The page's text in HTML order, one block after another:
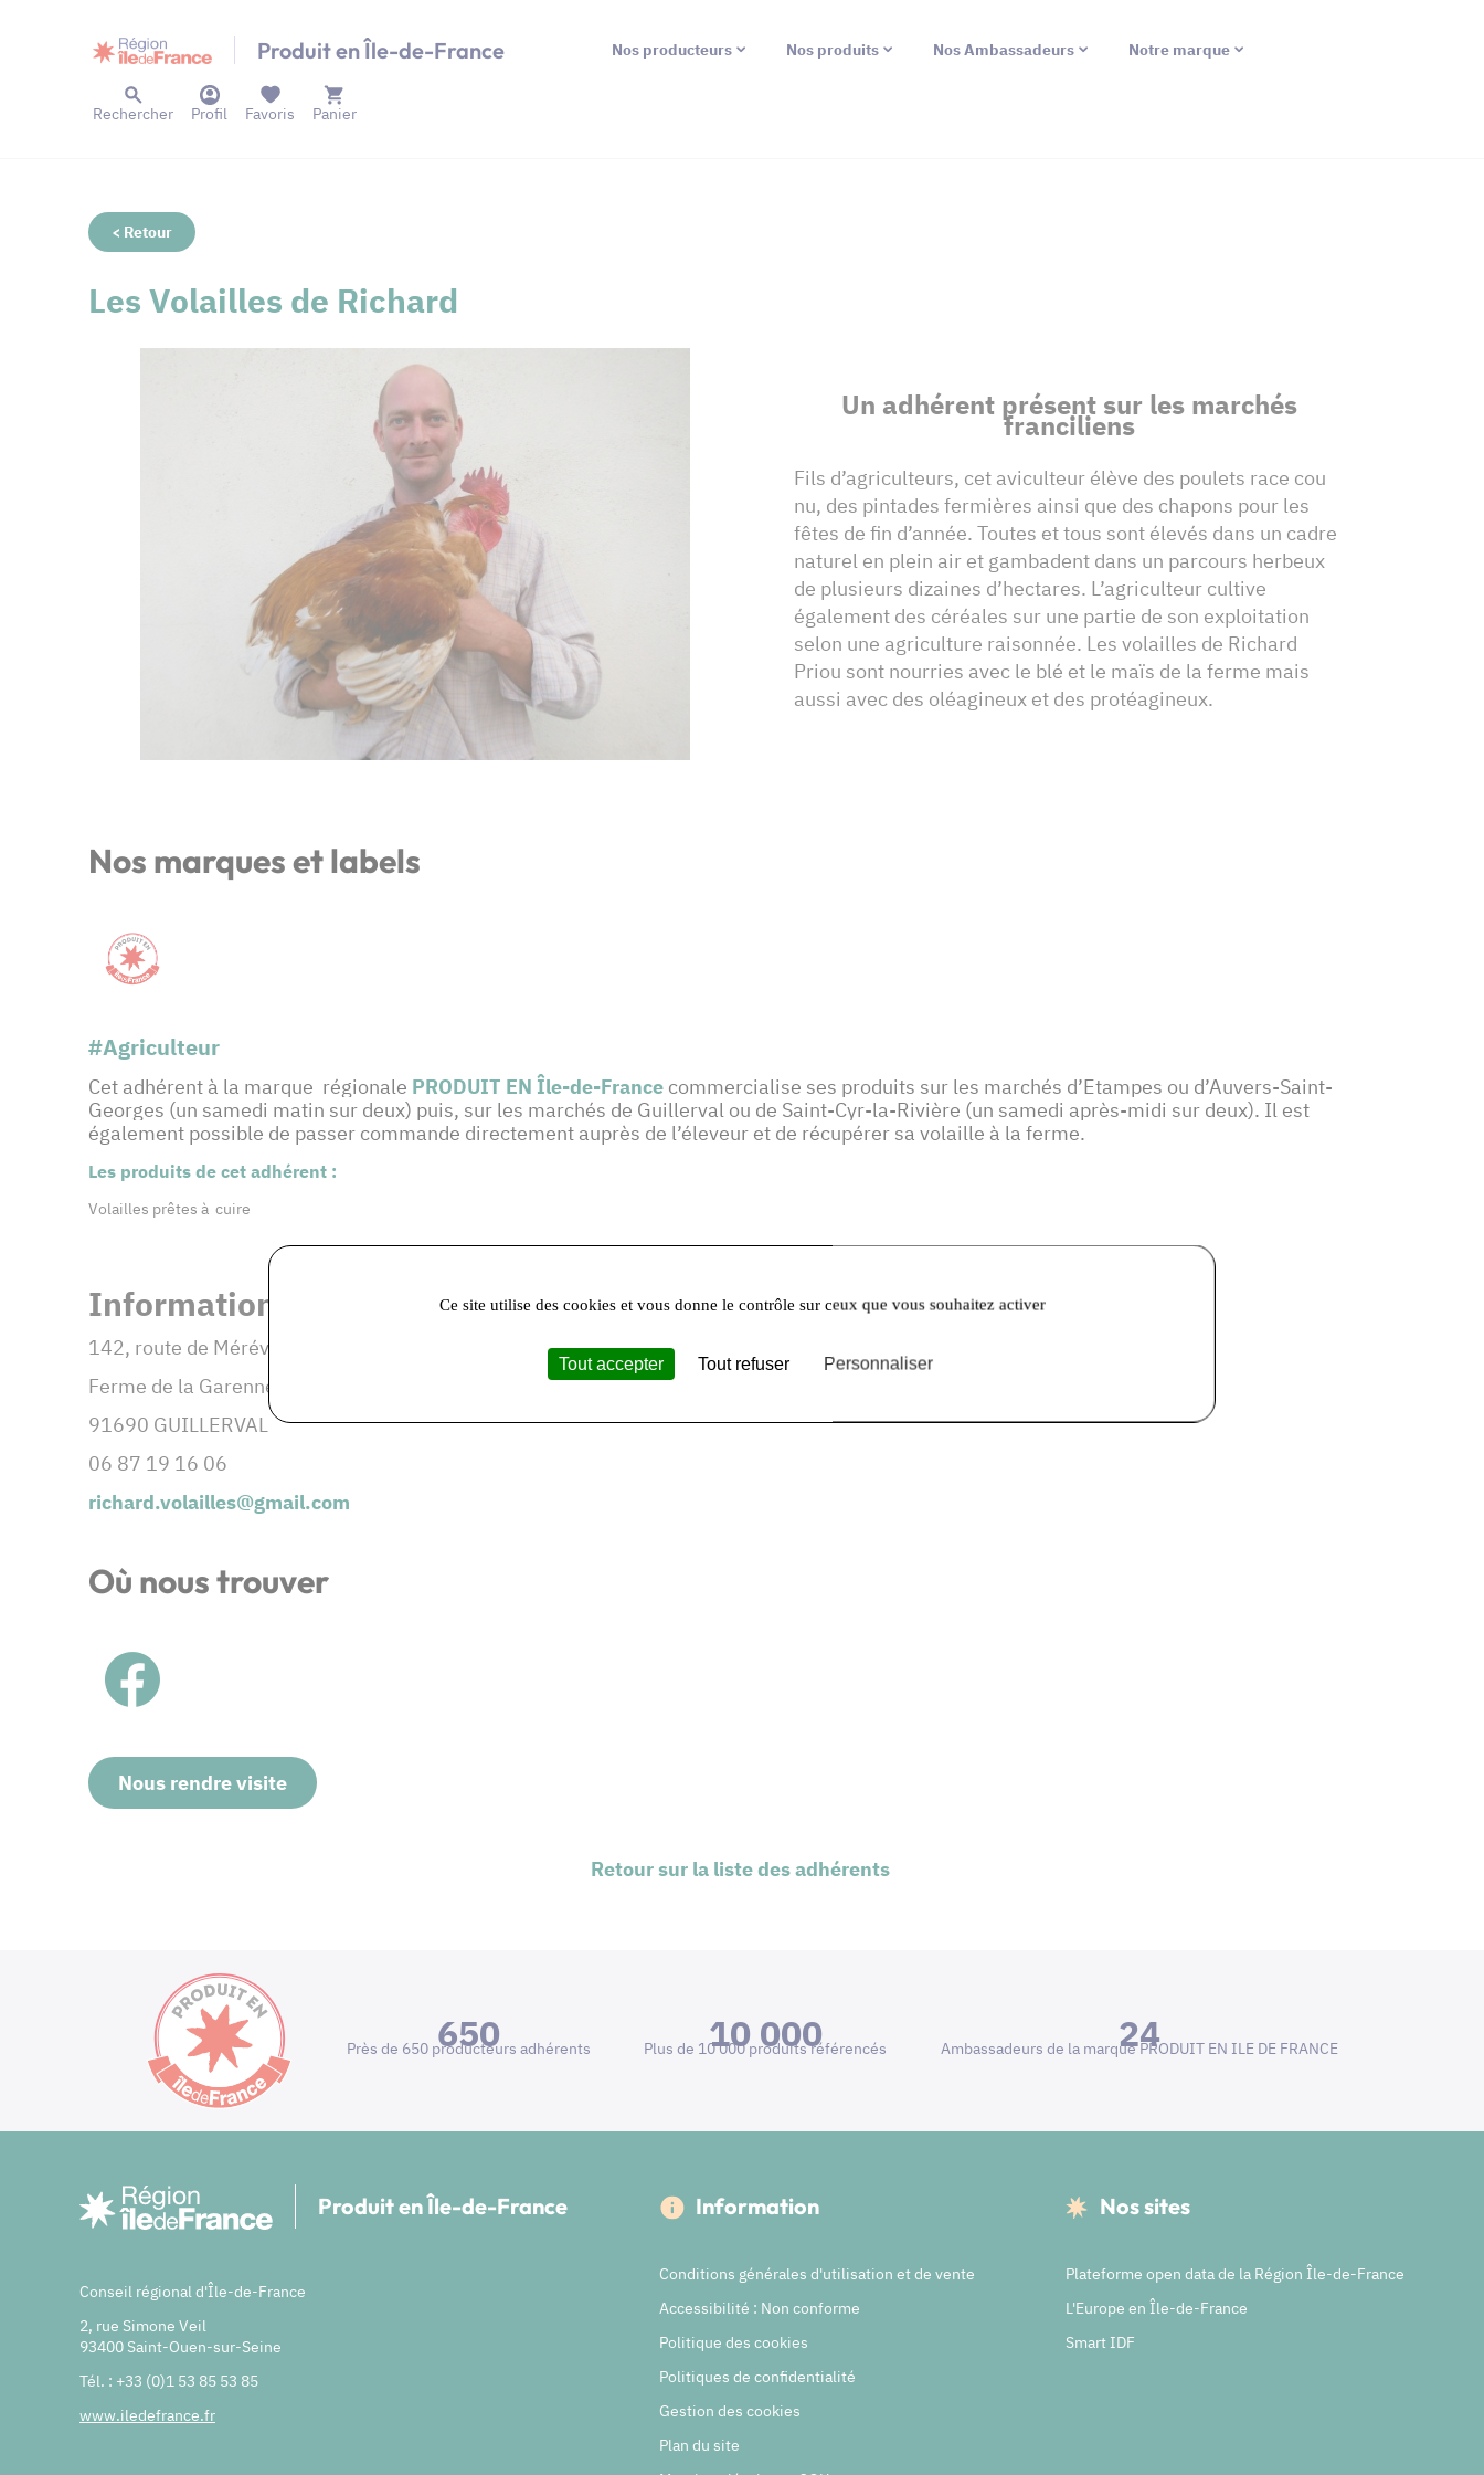
Produit en Île-de-France Nos producteurs Nos produits Nos Ambassadeurs Notre marque
Rechercher Profil Panier
Favoris
< Retour
Les Volailles de Richard
Un adhérent présent sur les marchés
franciliens
Fils d’agriculteurs, cet aviculteur élève des poulets race cou
nu, des pintades fermières ainsi que des chapons pour les
fêtes de fin d’année. Toutes et tous sont élevés dans un cadre
naturel en plein air et gambadent dans un parcours herbeux
de plusieurs dizaines d’hectares. L’agriculteur cultive
également des céréales sur une partie de son exploitation
selon une agriculture raisonnée. Les volailles de Richard
Priou sont nourries avec le blé et le maïs de la ferme mais
aussi avec des oléagineux et des protéagineux.
Nos marques et labels
#Agriculteur
Cet adhérent à la marque régionale PRODUIT EN Île-de-France commercialise ses produits sur les marchés d’Etampes ou d’Auvers-Saint-
Georges (un samedi matin sur deux) puis, sur les marchés de Guillerval ou de Saint-Cyr-la-Rivière (un samedi après-midi sur deux). Il est
également possible de passer commande directement auprès de l’éleveur et de récupérer sa volaille à la ferme.
Les produits de cet adhérent :
Volailles prêtes à cuire
Informations et coordonnées :
142, route de Méréville
Ferme de la Garenne
91690 GUILLERVAL
06 87 19 16 06
richard.volailles@gmail.com
Où nous trouver
Nous rendre visite
Retour sur la liste des adhérents
650
Près de 650 producteurs adhérents 10 000
Plus de 10 000 produits référencés 24
Ambassadeurs de la marque PRODUIT EN ILE DE FRANCE
Produit en Île-de-France
Conseil régional d'Île-de-France
2, rue Simone Veil
93400 Saint-Ouen-sur-Seine
Tél. : +33 (0)1 53 85 53 85
www.iledefrance.fr
Information
Conditions générales d'utilisation et de vente
Accessibilité : Non conforme
Politique des cookies
Politiques de confidentialité
Gestion des cookies
Plan du site
Nos sites
Plateforme open data de la Région Île-de-France
L'Europe en Île-de-France
Smart IDF
Ce site utilise des cookies et vous donne le contrôle sur ceux que vous souhaitez activer
Tout accepter Tout refuser Personnaliser